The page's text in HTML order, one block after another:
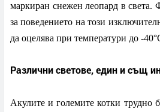
маркиран снежен леопард в света.
за поведението на този
да оцелява при температури до -
Различни светове, един и същ
Акулите и големите котки трудно